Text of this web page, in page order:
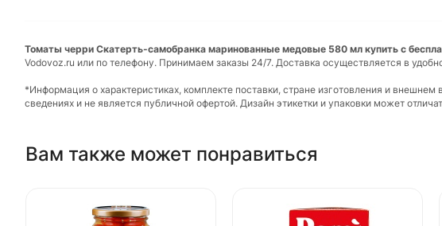
Томаты черри Скатерть-самобранка маринованные медовые 580 мл купить с
Vodovoz.ru или по телефону. Принимаем заказы 24/7. Доставка осуществляется в
*Информация о характеристиках, комплекте поставки, стране изготовления и
сведениях и не является публичной офертой. Дизайн этикетки и упаковки может
Вам также может понравиться